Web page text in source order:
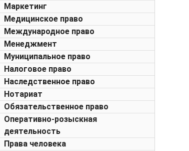
Маркетинг
Медицинское право
Международное право
Менеджмент
Муниципальное право
Налоговое право
Наследственное право
Нотариат
Обязательственное право
Оперативно-розыскная
деятельность
Права человека